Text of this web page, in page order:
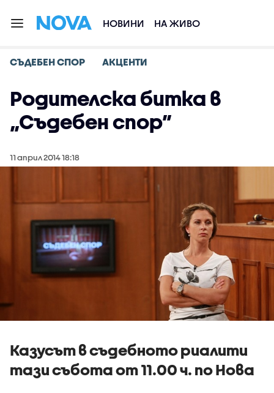
НОВИНИ НА ЖИВО
СЪДЕБЕН СПОР АКЦЕНТИ
Родителска битка в
„Съдебен спор”
11 април 2014 18:18
Казусът в съдебното риалити
тази събота от 11.00 ч. по Нова